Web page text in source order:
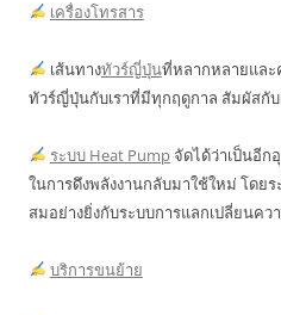
เครื่องโทรสาร
เส้นทางทัวร์ญี่ปุ่นที่หลากหลายแล
ทัวร์ญี่ปุ่นกับเราที่มีทุกฤดูกาล สัมผัสกั
ระบบ Heat Pumpจัดได้ว่าเป็นอีก
ในการดึงพลังงานกลับมาใช้ใหม่ โดย
สมอย่างยิ่งกับระบบการแลกเปลี่ยนค
บริการขนย้าย